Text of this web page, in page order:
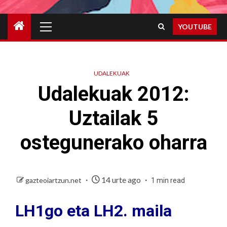
Menu
YOUTUBE
UDALEKUAK
Udalekuak 2012:
Uztailak 5
ostegunerako oharra
gazteoiartzun.net 14 urte ago 1 min read
LH1go eta LH2. maila